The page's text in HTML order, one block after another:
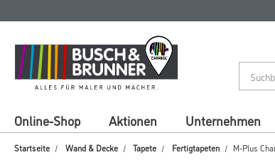
springen
springen
Online-Shop Aktionen Unternehmen
Startseite Wand & Decke Tapete Fertigtapeten M-Plus